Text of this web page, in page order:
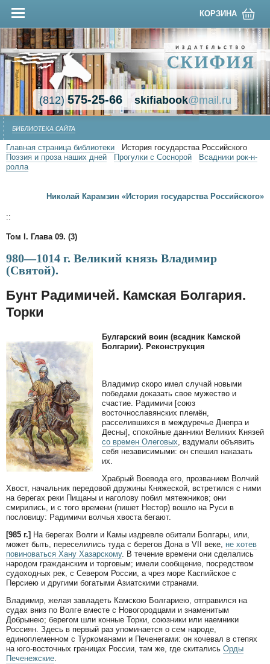
КОРЗИНА
(812)575-25-66 skifiabook@mail.ru
БИБЛИОТЕКА САЙТА
Главная страница библиотеки
История государства Российского
Поэзия и проза наших дней
Прогулки с Соснорой
Всадники рок-н-
ролла
Николай Карамзин «История государства Российского»
::
Том I. Глава 09. (3)
980—1014 г. Великий князь Владимир
(Святой).
Бунт Радимичей. Камская Болгария.
Торки
Булгарский воин (всадник Камской
Болгарии). Реконструкция
Владимир скоро имел случай новыми
победами доказать свое мужество и
счастие. Радимичи [союз
восточнославянских племён,
расселившихся в междуречье Днепра и
Десны], спокойные данники Великих Князей
со времен Олеговых , вздумали объявить
себя независимыми: он спешил наказать
их.
Храбрый Воевода его, прозванием Волчий
Хвост, начальник передовой дружины Княжеской, встретился с ними
на берегах реки Пищаны и наголову побил мятежников; они
смирились, и с того времени (пишет Нестор) вошло на Руси в
пословицу: Радимичи волчья хвоста бегают.
[985 г.] На берегах Волги и Камы издревле обитали Болгары, или,
может быть, переселились туда с берегов Дона в VII веке, не хотев
повиноваться Хану Хазарскому. В течение времени они сделались
народом гражданским и торговым; имели сообщение, посредством
судоходных рек, с Севером России, а чрез море Каспийское с
Персиею и другими богатыми Азиатскими странами.
Владимир, желая завладеть Камскою Болгариею, отправился на
судах вниз по Волге вместе с Новогородцами и знаменитым
Добрынею; берегом шли конные Торки, союзники или наемники
Россиян. Здесь в первый раз упоминается о сем народе,
единоплеменном с Туркоманами и Печенегами: он кочевал в степях
на юго-восточных границах России, там же, где скитались Орды
Печенежские